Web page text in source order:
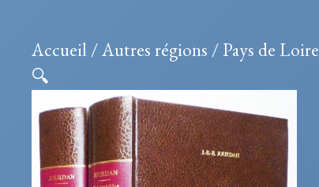
Accueil /Autres régions /Pays de Loire
🔍